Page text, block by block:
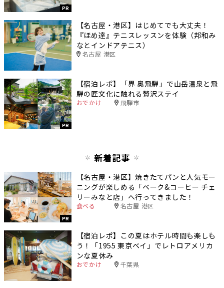
PR
【名古屋・港区】はじめてでも大丈夫！
『ほめ達』テニスレッスンを体験（邦和み
なとインドアテニス）
名古屋 港区
PR
【宿泊レポ】「界 奥飛騨」で山岳温泉と飛
騨の匠文化に触れる贅沢ステイ
おでかけ 飛騨市
新着記事
PR
【名古屋・港区】焼きたてパンと人気モー
ニングが楽しめる「ベーク&コーヒー チェ
リーみなと店」へ行ってきました！
食べる 名古屋 港区
【宿泊レポ】この夏はホテル時間も楽しも
う！「1955 東京ベイ」でレトロアメリカ
ンな夏休み
おでかけ 千葉県